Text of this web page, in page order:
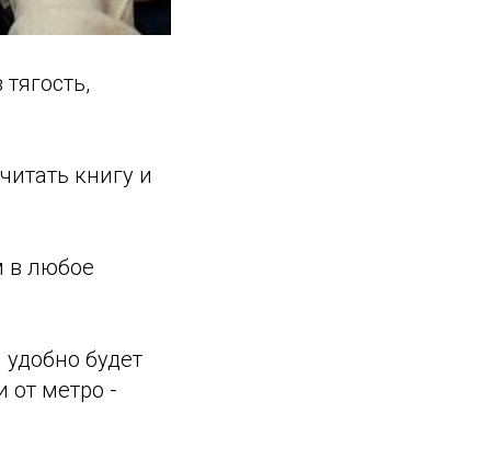
книгу и
в любое
будет
от метро -